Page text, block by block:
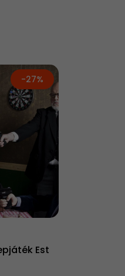
-27%
Est